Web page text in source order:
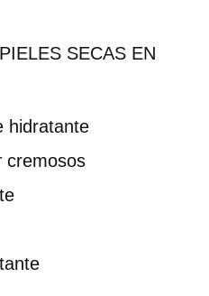
SECAS EN
hidratante
cremosos